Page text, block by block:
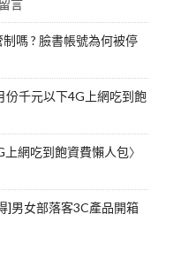
言
嗎 ? 臉書帳號為何被停
份千元以下4G上網吃到飽
上網吃到飽資費懶人包〉
]男女部落客3C產品開箱